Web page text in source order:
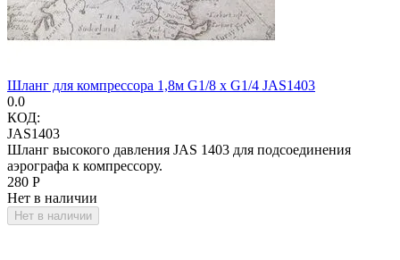
Шланг для компрессора 1,8м G1/8 x G1/4 JAS1403
0.0
КОД:
JAS1403
Шланг высокого давления JAS 1403 для подсоединения
аэрографа к компрессору.
‍280‍ Р
Нет в наличии
Нет в наличии